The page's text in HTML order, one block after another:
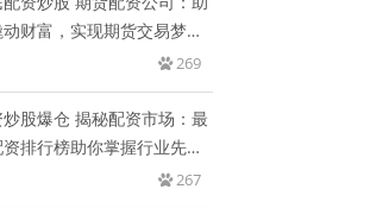
财富，实现期货交易梦
269
股爆仓 揭秘配资市场：最
排行榜助你掌握行业先锋
267